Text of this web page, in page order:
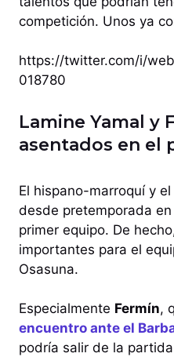
competición. Unos ya
https://twitter.com/i/
018780
Lamine Yamal y
asentados en el
El hispano-marroquí y
desde pretemporada
primer equipo. De
importantes para el
Osasuna.
Especialmente Fermín,
encuentro ante el
podría salir de la